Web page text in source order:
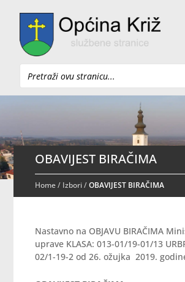
Pretraži
OBAVIJEST BIRAČIMA
Home/ Izbori/OBAVIJEST BIRAČIMA
Nastavno na OBJAVU BIRAČIMA
uprave KLASA: 013-01/19-01/13
02/1-19-2 od 26. ožujka 2019.